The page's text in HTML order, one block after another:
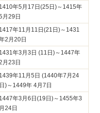
1410年5月17日(25日)～1415年
月29日
1417年11月11日(21日)～1431
2月20日
1431年3月3日 (11日)～1447年
月23日
1439年11月5日 (1440年7月24
日)～1449年 4月7日
1447年3月6日(19日)～1455年3
月24日